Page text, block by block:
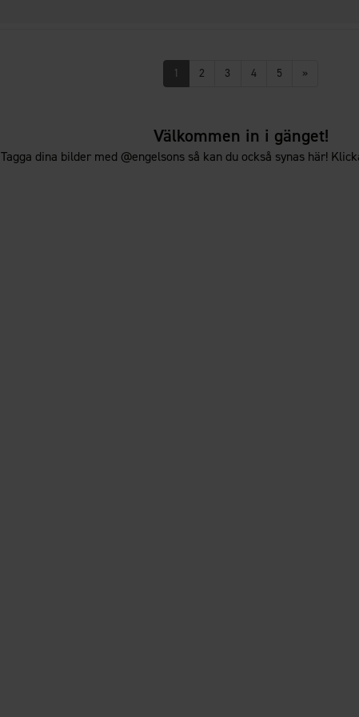
1 2 3 4 5 »
Välkommen in i gänget!
Tagga dina bilder med @engelsons så kan du också synas här!